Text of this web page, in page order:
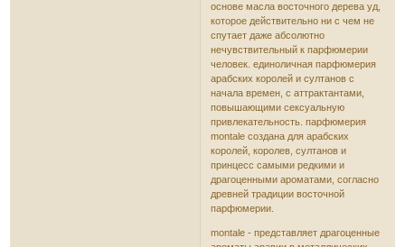
основе масла восточного дерева уд,
которое действительно ни с чем не
спутает даже абсолютно
нечувствительный к парфюмерии
человек. единоличная парфюмерия
арабских королей и султанов с
начала времен, с аттрактантами,
повышающими сексуальную
привлекательность. парфюмерия
montale создана для арабских
королей, королев, султанов и
принцесс самыми редкими и
драгоценными ароматами, согласно
древней традиции восточной
парфюмерии.
montale - представляет драгоценные